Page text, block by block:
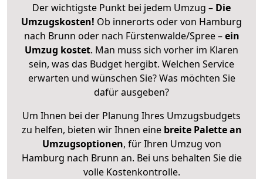
Der wichtigste Punkt bei jedem Umzug – Die
Umzugskosten! Ob innerorts oder von Hamburg
nach Brunn oder nach Fürstenwalde/Spree –ein
Umzug kostet. Man muss sich vorher im Klaren
sein, was das Budget hergibt. Welchen Service
erwarten und wünschen Sie? Was möchten Sie
dafür ausgeben?
Um Ihnen bei der Planung Ihres Umzugsbudgets
zu helfen, bieten wir Ihnen eine breite Palette an
Umzugsoptionen, für Ihren Umzug von
Hamburg nach Brunn an. Bei uns behalten Sie die
volle Kostenkontrolle.